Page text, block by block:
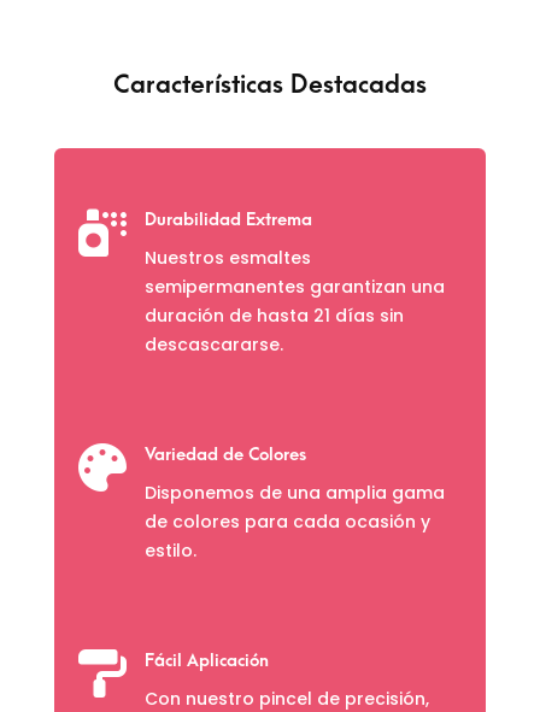
Características Destacadas
 Durabilidad Extrema
Nuestros esmaltes
semipermanentes garantizan una
duración de hasta 21 días sin
descascararse.
 Variedad de Colores
Disponemos de una amplia gama
de colores para cada ocasión y
estilo.
 Fácil Aplicación
Con nuestro pincel de precisión,